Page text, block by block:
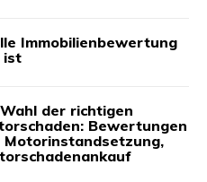
Immobilienbewertung
ist
der richtigen
Bewertungen
Motorinstandsetzung,